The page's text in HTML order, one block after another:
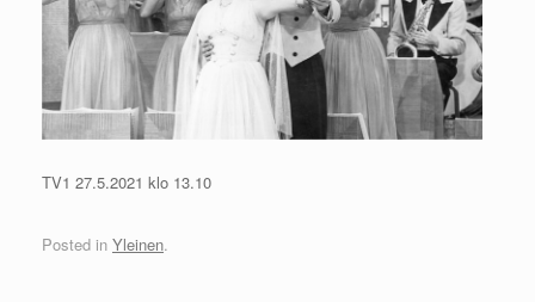
TV1 27.5.2021 klo 13.10
Posted in Yleinen.